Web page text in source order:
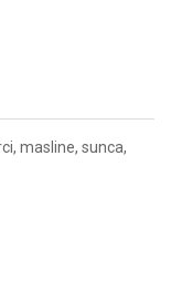
masline, sunca,